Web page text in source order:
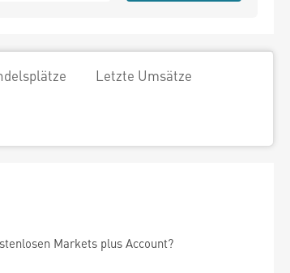
Letzte Umsätze
Markets plus Account?